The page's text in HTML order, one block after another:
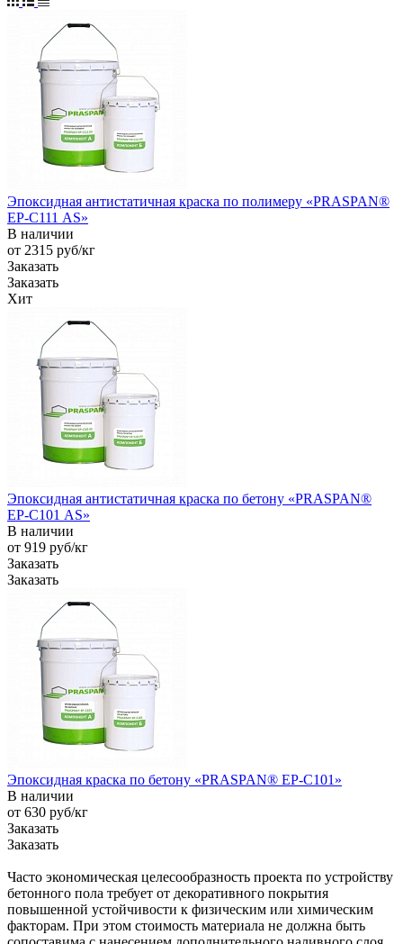
Эпоксидная антистатичная краска по полимеру «PRASPAN®
EP-С111 AS»
В наличии
от 2315 руб/кг
Заказать
Заказать
Хит
Эпоксидная антистатичная краска по бетону «PRASPAN®
EP-С101 AS»
В наличии
от 919 руб/кг
Заказать
Заказать
Эпоксидная краска по бетону «PRASPAN® EP-C101»
В наличии
от 630 руб/кг
Заказать
Заказать
Часто экономическая целесообразность проекта по устройству
бетонного пола требует от декоративного покрытия
повышенной устойчивости к физическим или химическим
факторам. При этом стоимость материала не должна быть